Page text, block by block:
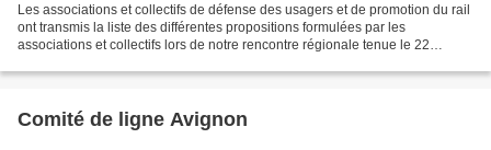
Les associations et collectifs de défense des usagers et de promotion du rail
ont transmis la liste des différentes propositions formulées par les
associations et collectifs lors de notre rencontre régionale tenue le 22
Comité de ligne Avignon